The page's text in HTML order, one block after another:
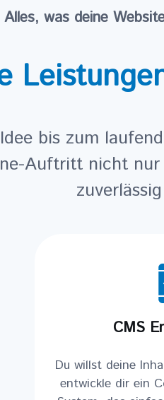
Alles, was deine
bis zum
Auftritt nicht
CMS
Du willst deine
entwickle dir ein